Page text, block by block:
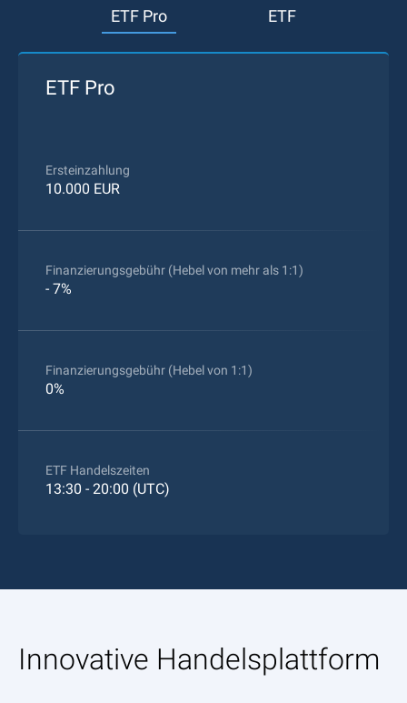
ETF Pro ETF
ETF Pro
Ersteinzahlung
10.000 EUR
Finanzierungsgebühr (Hebel von mehr als 1:1)
- 7%
Finanzierungsgebühr (Hebel von 1:1)
0%
ETF Handelszeiten
13:30 - 20:00 (UTC)
Innovative Handelsplattform